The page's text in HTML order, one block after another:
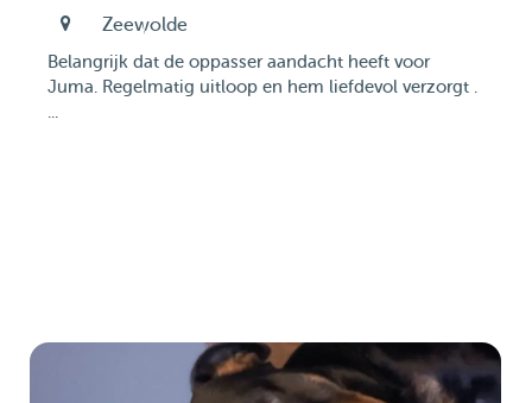
Zeewolde
Belangrijk dat de oppasser aandacht heeft voor
Juma. Regelmatig uitloop en hem liefdevol verzorgt .
...